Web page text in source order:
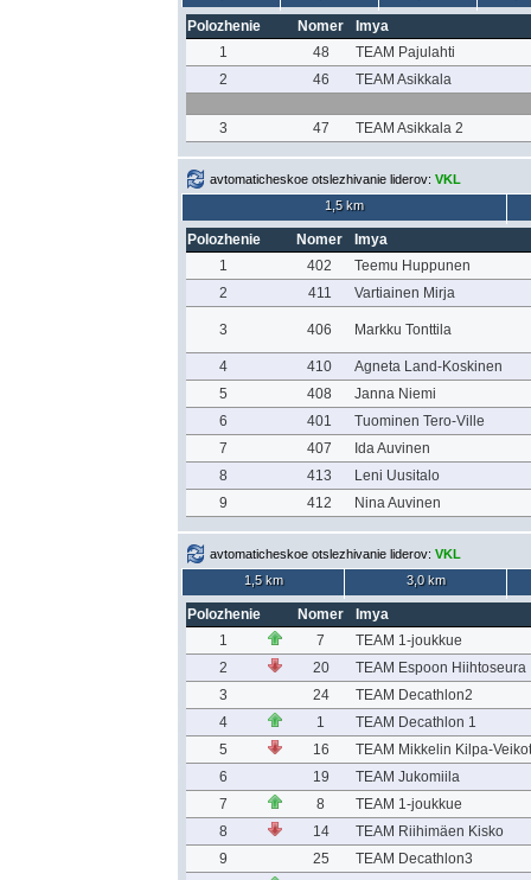
Polozhenie Nomer
Imya
1
48
TEAM Pajulahti
2
46 TEAM Asikkala
3 47 TEAM Asikkala 2
avtomaticheskoe otslezhivanie liderov: VKL
1,5 km
Polozhenie Nomer
Imya
1
402
Teemu Huppunen
2
411 Vartiainen Mirja
3 406 Markku Tonttila
4 410
Agneta Land-Koskinen
5
408
Janna Niemi
6
401
Tuominen Tero-Ville
7
407
Ida Auvinen
8
413
Leni Uusitalo
9
412 Nina Auvinen
avtomaticheskoe otslezhivanie liderov: VKL
1,5 km
3,0 km
Polozhenie Nomer
Imya
1
7
TEAM 1-joukkue
2
20
TEAM Espoon Hiihtoseura
3
24
TEAM Decathlon2
4
1
TEAM Decathlon 1
5
16
TEAM Mikkelin Kilpa-Veikot
6
19
TEAM Jukomiila
7
8
TEAM 1-joukkue
8
14
TEAM Riihimäen Kisko
9
25
TEAM Decathlon3